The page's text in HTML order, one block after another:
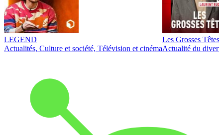
LEGEND
Actualités, Culture et société, Télévision et cinéma
Les Grosses Têtes
Actualité du